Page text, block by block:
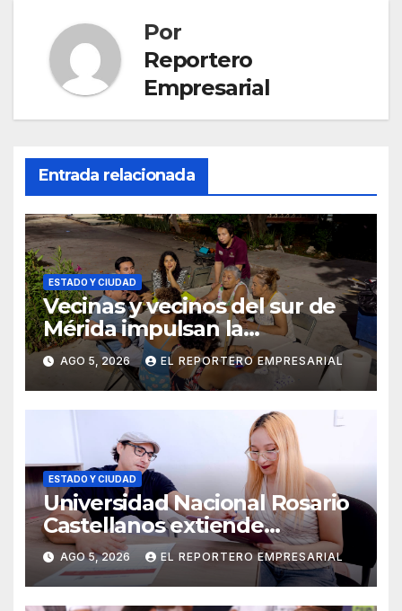
Por
Reportero
Empresarial
Entrada relacionada
ESTADO Y CIUDAD
Vecinas y vecinos del sur de
Mérida impulsan la
recuperación de espacios
comunitarios
AGO 5, 2026 EL REPORTERO EMPRESARIAL
ESTADO Y CIUDAD
Universidad Nacional Rosario
Castellanos extiende
convocatoria de ingreso al 31
de agosto
AGO 5, 2026 EL REPORTERO EMPRESARIAL